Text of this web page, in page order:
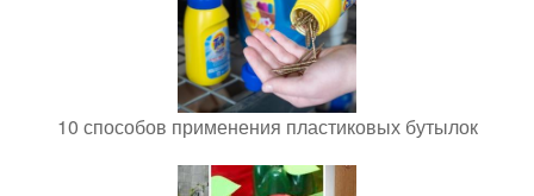
10 способов применения пластиковых бутылок